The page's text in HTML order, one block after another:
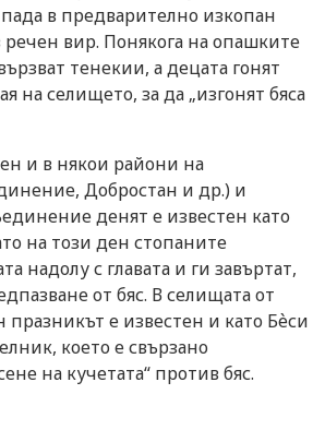
в предварително изкопан
речен вир. Понякога на опашките
тенекии, а децата гонят
на селището, за да „изгонят бяса
и в някои райони на
Добростан и др.) и
денят е известен като
на този ден стопаните
надолу с главата и ги завъртат,
от бяс. В селищата от
празникът е известен и като Бѐси
което е свързано
на кучетата“ против бяс.